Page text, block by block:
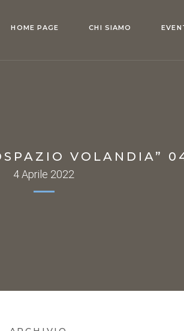
HOME PAGE CHI SIAMO
VOLANDIA”
4 Aprile 2022